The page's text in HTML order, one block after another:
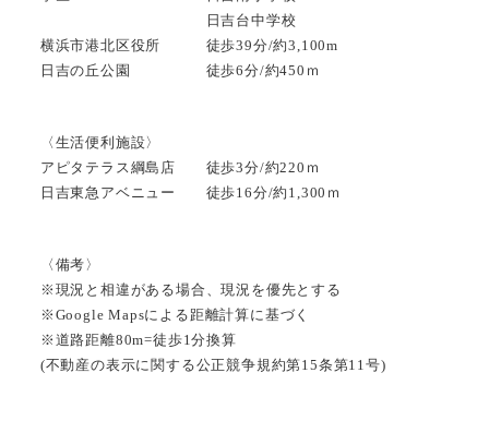
日吉台中学校
横浜市港北区役所 徒歩39分/約3,100m
日吉の丘公園 徒歩6分/約450ｍ
〈生活便利施設〉
アピタテラス綱島店 徒歩3分/約220ｍ
日吉東急アベニュー 徒歩16分/約1,300ｍ
〈備考〉
※現況と相違がある場合、現況を優先とする
※Google Mapsによる距離計算に基づく
※道路距離80m=徒歩1分換算
(不動産の表示に関する公正競争規約第15条第11号)